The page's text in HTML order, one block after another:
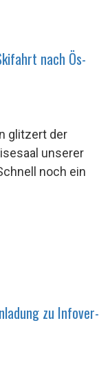
nach Ös­
glitzert der
unserer
noch ein
zu In­fo­ver­